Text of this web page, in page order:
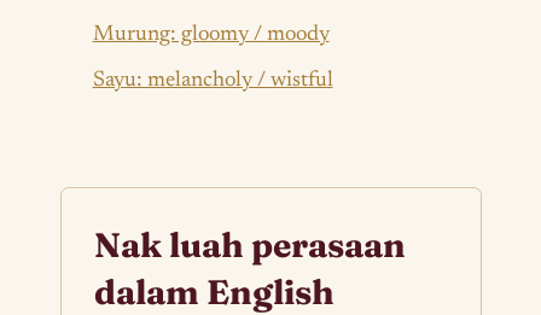
Murung: gloomy / moody
Sayu: melancholy / wistful
Nak luah perasaan
dalam English